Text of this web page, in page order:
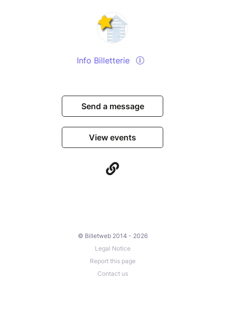
Info Billetterie
Send a message
View events
© Billetweb 2014 - 2026
Legal Notice
Report this page
Contact us